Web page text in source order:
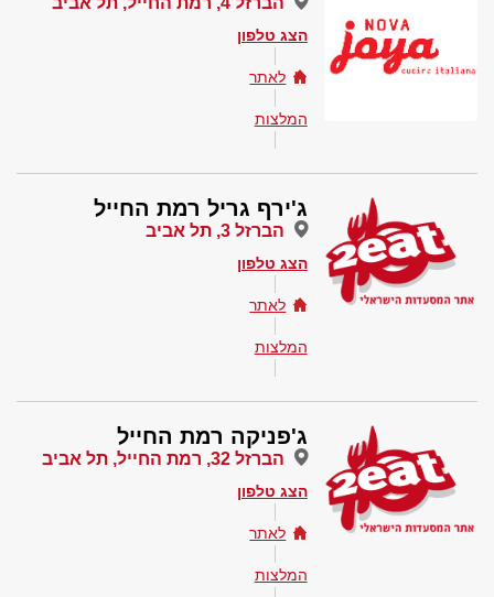
הצג טלפון
לאתר
המלצות
ג'ירף גריל רמת החייל
הברזל 3, תל אביב
הצג טלפון
לאתר
המלצות
ג'פניקה רמת החייל
הברזל 32, רמת החייל, תל אביב
הצג טלפון
לאתר
המלצות